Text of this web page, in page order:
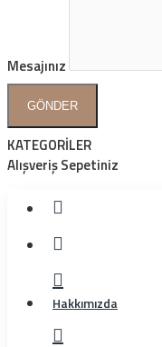
Mesajınız
GÖNDER
KATEGORİLER
Alışveriş Sepetiniz
Hakkımızda